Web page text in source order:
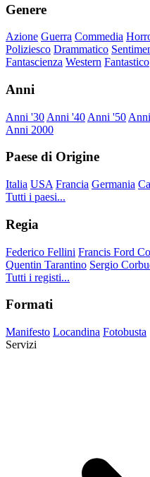
Genere
Azione Guerra Commedia
Poliziesco Drammatico
Fantascienza Western Fantastico
Anni
Anni '30 Anni '40 Anni '50
Anni 2000
Paese di Origine
Italia USA Francia Germania
Tutti i paesi...
Regia
Federico Fellini Francis Ford
Quentin Tarantino Sergio
Tutti i registi...
Formati
Manifesto Locandina Fotobusta
Servizi